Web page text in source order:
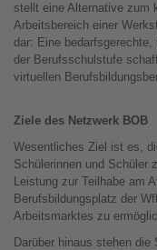
stellt eine Alternative zum
Arbeitsbereich einer
dar: Eine
der Berufsschulstufe
virtuellen
Ziele des Netzwerk BOB
Wesentliches Ziel ist es,
Schülerinnen und Schüler
Leistung zur Teilhabe am
Berufsbildungsplatz der
Arbeitsmarktes zu
Darüber hinaus stehen